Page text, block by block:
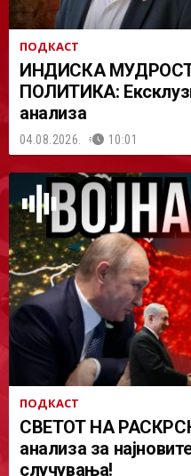
ПОДКАСТ
ИНДИСКА
ПОЛИТИКА:
анализа
04.08.2026. 10:01
ПОДКАСТ
СВЕТОТ НА
анализа за
случувања!